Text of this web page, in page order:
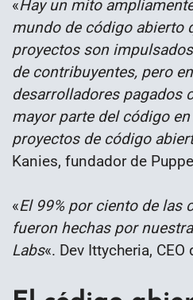
«Hay un mito
mundo de código abierto
proyectos son
de contribuyentes, pero
desarrolladores pagados
mayor parte del código
proyectos de código
Kanies, fundador de
«El 99% por ciento de las
fueron hechas por
Labs«. Dev Ittycheria,